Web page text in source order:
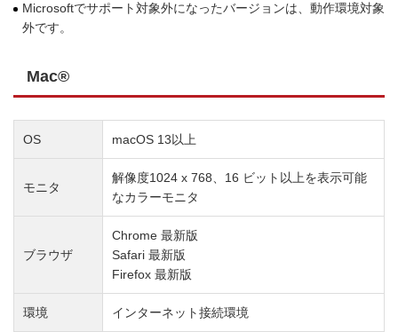
Microsoftでサポート対象外になったバージョンは、動作環境対象
外です。
Mac®
OS macOS 13以上
モニタ
解像度1024 x 768、16 ビット以上を表示可能
なカラーモニタ
ブラウザ
Chrome 最新版
Safari 最新版
Firefox 最新版
環境 インターネット接続環境